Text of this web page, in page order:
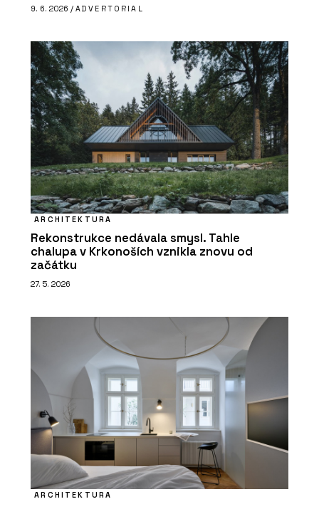
9. 6. 2026 / ADVERTORIAL
ARCHITEKTURA
Rekonstrukce nedávala smysl. Tahle
chalupa v Krkonoších vznikla znovu od
začátku
27. 5. 2026
ARCHITEKTURA